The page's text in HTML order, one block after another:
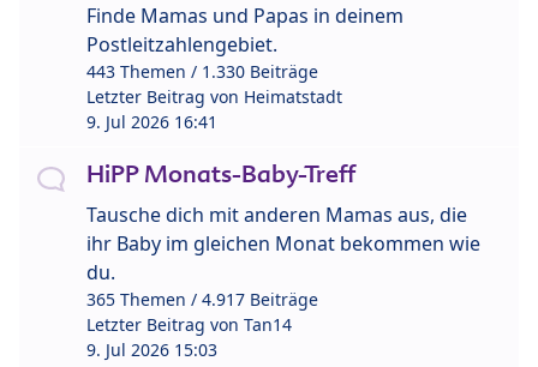
Finde Mamas und Papas in deinem
Postleitzahlengebiet.
443 Themen / 1.330 Beiträge
Letzter Beitrag von Heimatstadt
9. Jul 2026 16:41
HiPP Monats-Baby-Treff
Tausche dich mit anderen Mamas aus, die
ihr Baby im gleichen Monat bekommen wie
du.
365 Themen / 4.917 Beiträge
Letzter Beitrag von Tan14
9. Jul 2026 15:03